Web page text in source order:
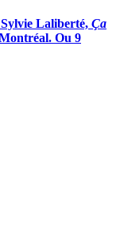
Sylvie Laliberté, Ça
Ou 9